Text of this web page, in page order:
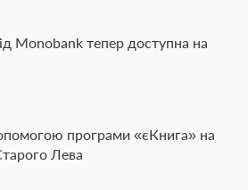
Monobank тепер доступна на
програми «єКнига» на
Лева